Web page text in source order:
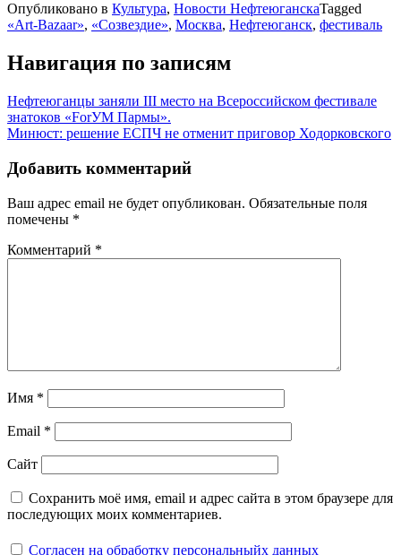
Опубликовано в Культура, Новости НефтеюганскаTagged
«Art-Bazaar», «Созвездие», Москва, Нефтеюганск, фестиваль
Навигация по записям
Нефтеюганцы заняли III место на Всероссийском фестивале
знатоков «ForУМ Пармы».
Минюст: решение ЕСПЧ не отменит приговор Ходорковского
Добавить комментарий
Ваш адрес email не будет опубликован. Обязательные поля
помечены *
Комментарий *
Имя *
Email *
Сайт
Сохранить моё имя, email и адрес сайта в этом браузере для
последующих моих комментариев.
Согласен на обработку персональныйх данных